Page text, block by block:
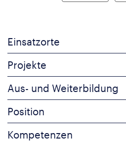
Einsatzorte
Projekte
Aus- und Weiterbildung
Position
Kompetenzen